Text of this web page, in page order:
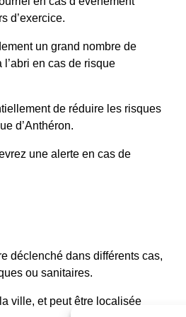
91/25 – APPROBATION
Horaires
Du lundi au jeudi :
d’exercice.
un grand nombre de
en cas de risque
de réduire les risques
d’Anthéron.
une alerte en cas de
déclenché dans différents cas,
ou sanitaires.
ville, et peut être localisée